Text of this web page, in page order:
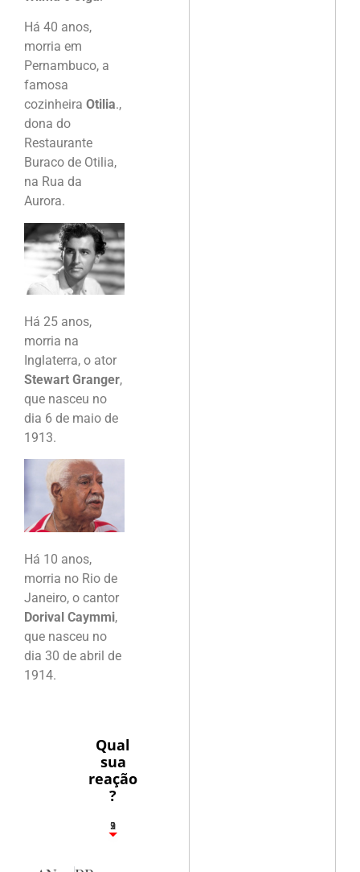
Há 40 anos,
morria em
Pernambuco, a
famosa
cozinheira Otilia.,
dona do
Restaurante
Buraco de Otilia,
na Rua da
Aurora.
Há 25 anos,
morria na
Inglaterra, o ator
Stewart Granger,
que nasceu no
dia 6 de maio de
1913.
Há 10 anos,
morria no Rio de
Janeiro, o cantor
Dorival Caymmi,
que nasceu no
dia 30 de abril de
1914.
Qual
sua
reação
?
3
1
2
9